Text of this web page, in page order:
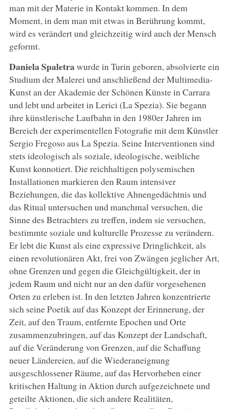
man mit der Materie in Kontakt kommen. In dem
Moment, in dem man mit etwas in Berührung kommt,
wird es verändert und gleichzeitig wird auch der Mensch
geformt.
Daniela Spaletrawurde in Turin geboren, absolvierte ein
Studium der Malerei und anschließend der Multimedia-
Kunst an der Akademie der Schönen Künste in Carrara
und lebt und arbeitet in Lerici (La Spezia). Sie begann
ihre künstlerische Laufbahn in den 1980er Jahren im
Bereich der experimentellen Fotografie mit dem Künstler
Sergio Fregoso aus La Spezia. Seine Interventionen sind
stets ideologisch als soziale, ideologische, weibliche
Kunst konnotiert. Die reichhaltigen polysemischen
Installationen markieren den Raum intensiver
Beziehungen, die das kollektive Ahnengedächtnis und
das Ritual untersuchen und manchmal versuchen, die
Sinne des Betrachters zu treffen, indem sie versuchen,
bestimmte soziale und kulturelle Prozesse zu verändern.
Er lebt die Kunst als eine expressive Dringlichkeit, als
einen revolutionären Akt, frei von Zwängen jeglicher Art,
ohne Grenzen und gegen die Gleichgültigkeit, der in
jedem Raum und nicht nur an den dafür vorgesehenen
Orten zu erleben ist. In den letzten Jahren konzentrierte
sich seine Poetik auf das Konzept der Erinnerung, der
Zeit, auf den Traum, entfernte Epochen und Orte
zusammenzubringen, auf das Konzept der Landschaft,
auf die Veränderung von Grenzen, auf die Schaffung
neuer Ländereien, auf die Wiederaneignung
ausgeschlossener Räume, auf das Hervorheben einer
kritischen Haltung in Aktion durch aufgezeichnete und
geteilte Aktionen, die sich andere Realitäten,